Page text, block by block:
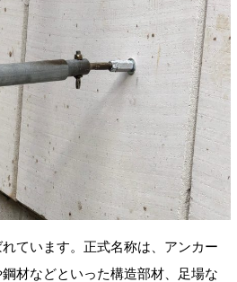
ています。正式名称は、アンカー
材などといった構造部材、足場な